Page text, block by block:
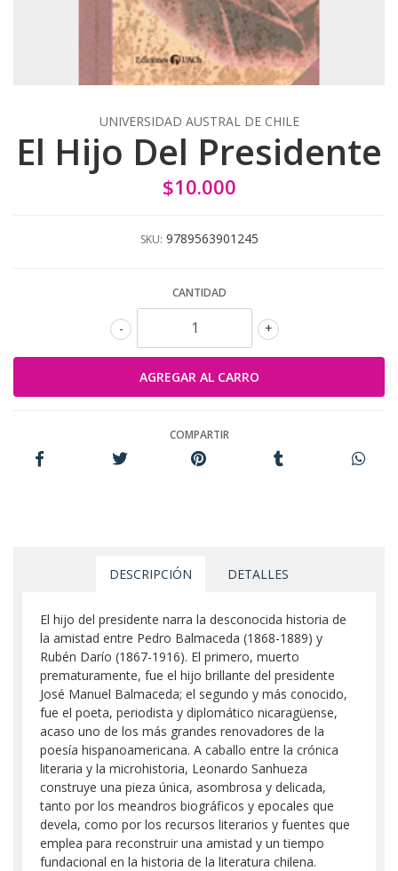
UNIVERSIDAD AUSTRAL DE CHILE
El Hijo Del Presidente
$10.000
SKU: 9789563901245
CANTIDAD
+
-
COMPARTIR
DESCRIPCIÓN DETALLES
El hijo del presidente narra la desconocida historia de
la amistad entre Pedro Balmaceda (1868-1889) y
Rubén Darío (1867-1916). El primero, muerto
prematuramente, fue el hijo brillante del presidente
José Manuel Balmaceda; el segundo y más conocido,
fue el poeta, periodista y diplomático nicaragüense,
acaso uno de los más grandes renovadores de la
poesía hispanoamericana. A caballo entre la crónica
literaria y la microhistoria, Leonardo Sanhueza
construye una pieza única, asombrosa y delicada,
tanto por los meandros biográficos y epocales que
devela, como por los recursos literarios y fuentes que
emplea para reconstruir una amistad y un tiempo
fundacional en la historia de la literatura chilena.